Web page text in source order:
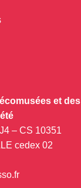
et des
– CS 10351
cedex 02